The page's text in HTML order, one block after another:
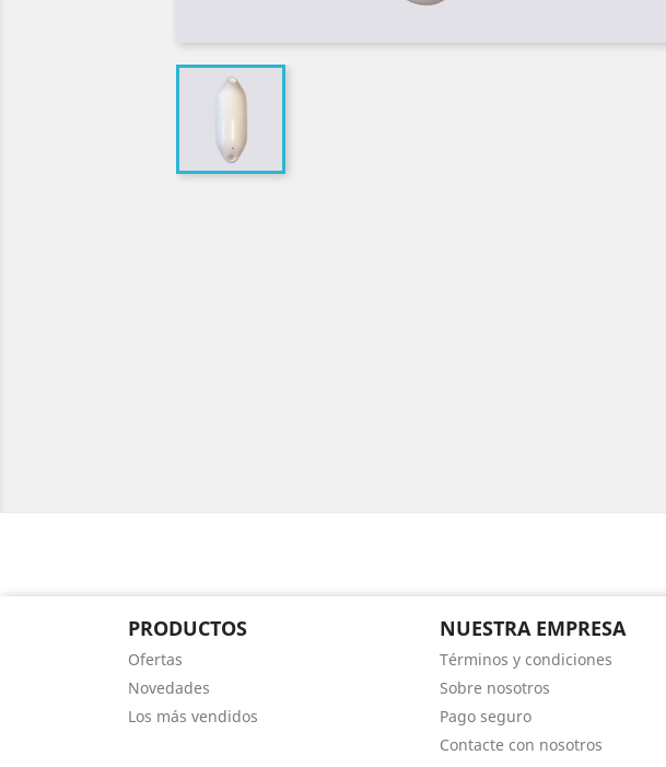
PRODUCTOS
Ofertas
Novedades
Los más vendidos
NUESTRA EMPRESA
Términos y condiciones
Sobre nosotros
Pago seguro
Contacte con nosotros